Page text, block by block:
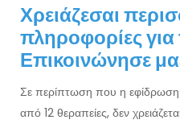
Χρειάζεσαι
πληροφορίες για
Επικοινώνησε
Σε περίπτωση που η εφίδρωση
από 12 θεραπείες, δεν